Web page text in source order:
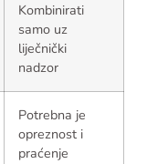
Kombinirati
samo uz
liječnički
nadzor
Potrebna je
opreznost i
praćenje